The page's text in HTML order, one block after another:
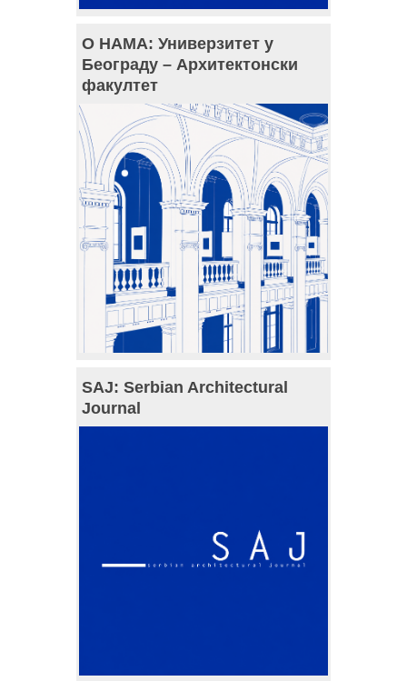
О НАМА: Универзитет у
Београду – Архитектонски
факултет
SAJ: Serbian Architectural
Journal